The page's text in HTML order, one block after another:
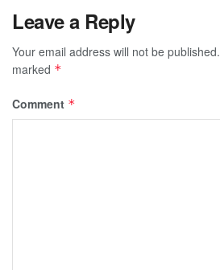
Leave a Reply
Your email address will not be published.
marked *
Comment *